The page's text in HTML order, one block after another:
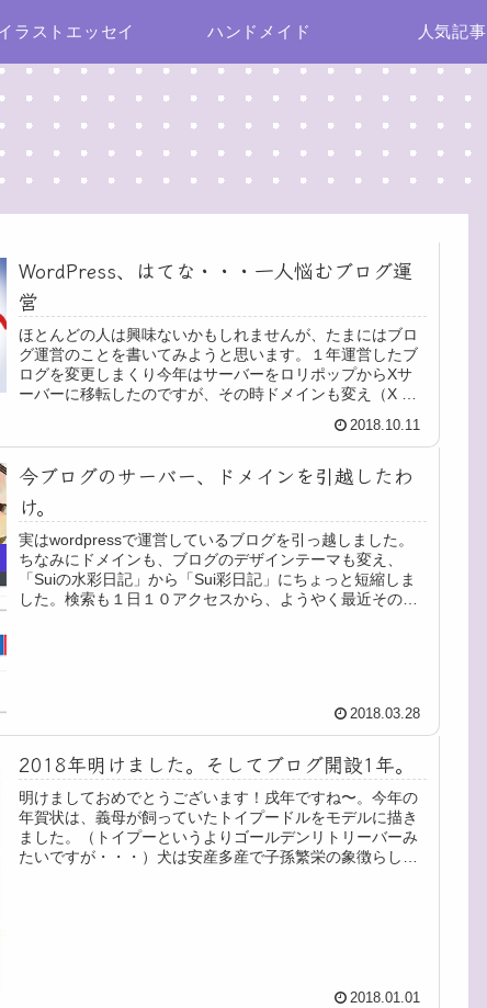
ラストエッセイ ハンドメイド 人気記事
WordPress、はてな・・・一人悩むブログ運
営
ほとんどの人は興味ないかもしれませんが、たまにはブロ
グ運営のことを書いてみようと思います。１年運営したブ
ログを変更しまくり今年はサーバーをロリポップからXサ
ーバーに移転したのですが、その時ドメインも変え（X サ
2018.10.11
今ブログのサーバー、ドメインを引越したわ
け。
実はwordpressで運営しているブログを引っ越しました。
ちなみにドメインも、ブログのデザインテーマも変え、
「Suiの水彩日記」から「Sui彩日記」にちょっと短縮しま
した。検索も１日１０アクセスから、ようやく最近その１
2018.03.28
2018年明けました。そしてブログ開設1年。
明けましておめでとうございます！戌年ですね〜。今年の
年賀状は、義母が飼っていたトイプードルをモデルに描き
ました。（トイプーというよりゴールデンリトリーバーみ
たいですが・・・）犬は安産多産で子孫繁栄の象徴らしい
2018.01.01